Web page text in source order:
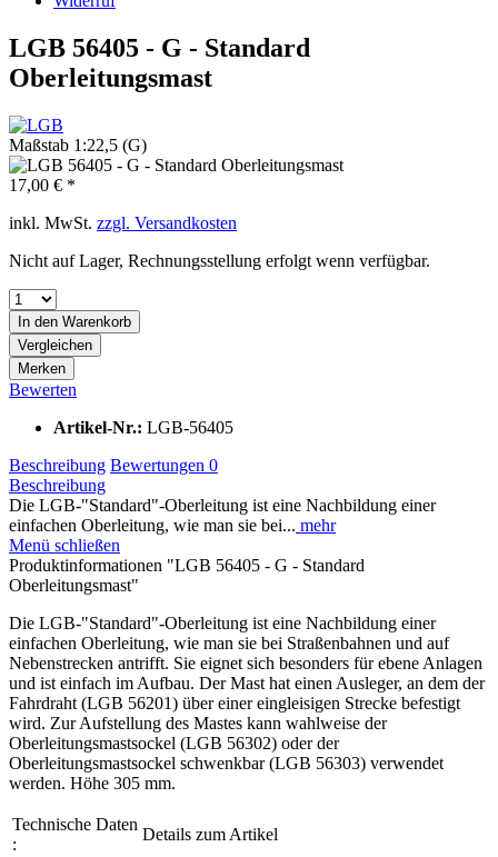
LGB 56405 - G - Standard
Oberleitungsmast
Maßstab 1:22,5 (G)
17,00 € *
inkl. MwSt. zzgl. Versandkosten
Nicht auf Lager, Rechnungsstellung erfolgt wenn verfügbar.
In den Warenkorb
Vergleichen
Merken
Bewerten
Artikel-Nr.: LGB-56405
Beschreibung Bewertungen 0
Beschreibung
Die LGB-"Standard"-Oberleitung ist eine Nachbildung einer
einfachen Oberleitung, wie man sie bei... mehr
Menü schließen
Produktinformationen "LGB 56405 - G - Standard
Oberleitungsmast"
Die LGB-"Standard"-Oberleitung ist eine Nachbildung einer
einfachen Oberleitung, wie man sie bei Straßenbahnen und auf
Nebenstrecken antrifft. Sie eignet sich besonders für ebene Anlagen
und ist einfach im Aufbau. Der Mast hat einen Ausleger, an dem der
Fahrdraht (LGB 56201) über einer eingleisigen Strecke befestigt
wird. Zur Aufstellung des Mastes kann wahlweise der
Oberleitungsmastsockel (LGB 56302) oder der
Oberleitungsmastsockel schwenkbar (LGB 56303) verwendet
werden. Höhe 305 mm.
Technische Daten
:
Details zum Artikel